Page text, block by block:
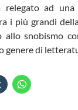
ad una
i più grandi
allo snobismo
genere di